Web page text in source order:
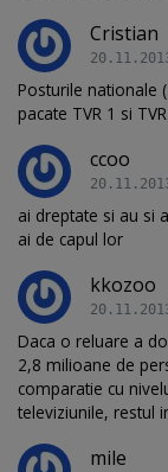
Cristian
Posturile nationale
pacate TVR 1 si
ccoo
ai dreptate si au si
ai de capul lor
kkozoo
Daca o reluare a
2,8 milioane de
comparatie cu
televiziunile, restul
mile